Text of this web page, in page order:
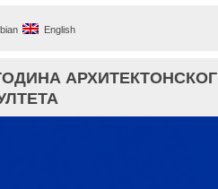
English
АРХИТЕКТОНСКОГ